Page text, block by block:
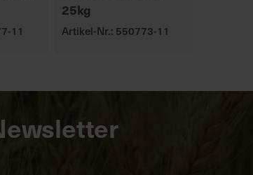
11
25kg
Artikel-Nr.: 550773-11